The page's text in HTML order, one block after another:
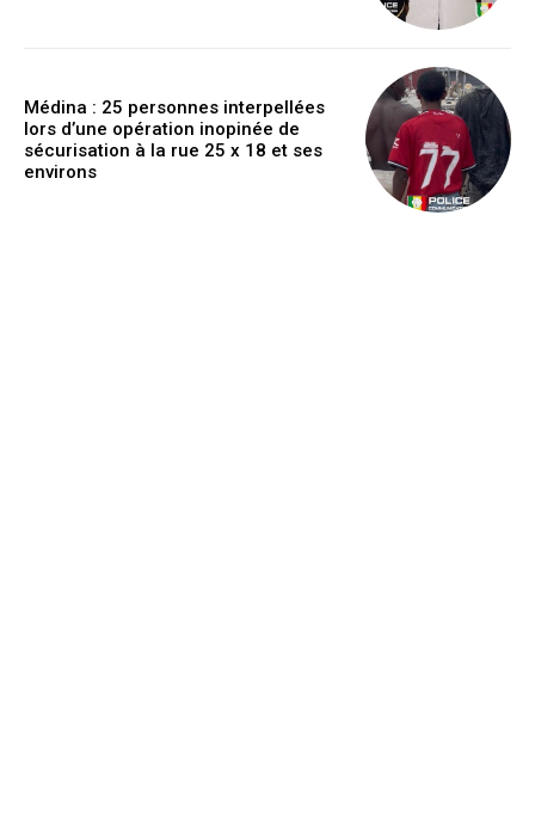
Médina : 25 personnes interpellées
lors d’une opération inopinée de
sécurisation à la rue 25 x 18 et ses
environs